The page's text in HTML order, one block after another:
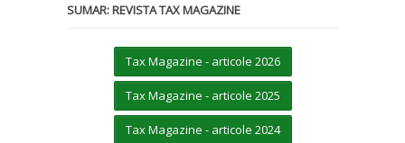
SUMAR: REVISTA TAX MAGAZINE
Tax Magazine - articole 2026
Tax Magazine - articole 2025
Tax Magazine - articole 2024